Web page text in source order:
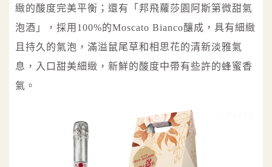
緻的酸度完美平衡；還有「邦飛蘿莎園阿斯第微甜氣
泡酒」，採用100%的Moscato Bianco釀成，具有細緻
且持久的氣泡，滿溢鼠尾草和相思花的清新淡雅氣
息，入口甜美細緻，新鮮的酸度中帶有些許的蜂蜜香
氣。